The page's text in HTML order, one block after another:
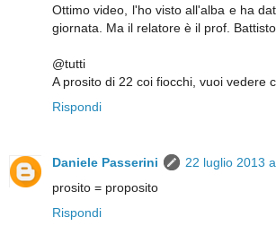
Ottimo video, l'ho visto all'alba e ha
giornata. Ma il relatore è il prof.
@tutti
A prosito di 22 coi fiocchi, vuoi vedere
Rispondi
Daniele Passerini
22 luglio 2013
prosito = proposito
Rispondi